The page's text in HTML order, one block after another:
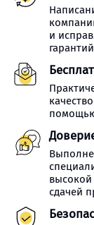
и
высокой
сдачей